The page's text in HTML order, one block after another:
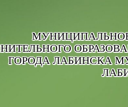
ГОРОДА ЛАБИНСКА